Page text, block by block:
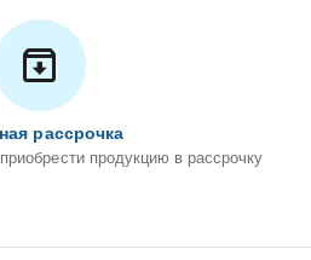
рассрочка
продукцию в рассрочку